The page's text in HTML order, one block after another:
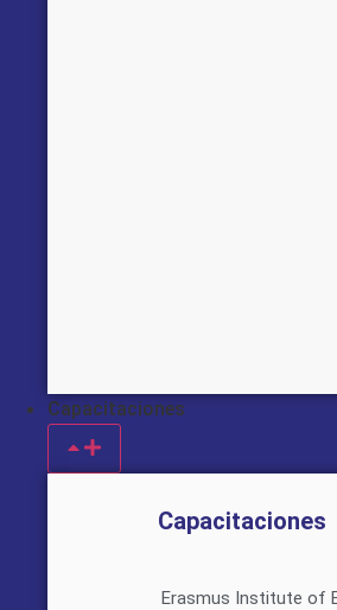
Capacitaciones
Capacitaciones
Erasmus Institute of